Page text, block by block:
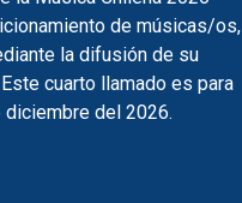
de músicas/os,
la difusión de su
cuarto llamado es para
del 2026.